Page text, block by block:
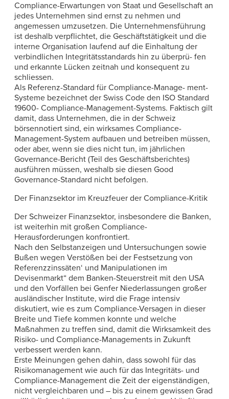
Compliance-Erwartungen von Staat und Gesellschaft an
jedes Unternehmen sind ernst zu nehmen und
angemessen umzusetzen. Die Unternehmensführung
ist deshalb verpflichtet, die Geschäftstätigkeit und die
interne Organisation laufend auf die Einhaltung der
verbindlichen Integritätsstandards hin zu überprü- fen
und erkannte Lücken zeitnah und konsequent zu
schliessen.
Als Referenz-Standard für Compliance-Manage- ment-
Systeme bezeichnet der Swiss Code den ISO Standard
19600- Compliance-Management-Systems. Faktisch gilt
damit, dass Unternehmen, die in der Schweiz
börsennotiert sind, ein wirksames Compliance-
Management-System aufbauen und betreiben müssen,
oder aber, wenn sie dies nicht tun, im jährlichen
Governance-Bericht (Teil des Geschäftsberichtes)
ausführen müssen, weshalb sie diesen Good
Governance-Standard nicht befolgen.
Der Finanzsektor im Kreuzfeuer der Compliance-Kritik
Der Schweizer Finanzsektor, insbesondere die Banken,
ist weiterhin mit großen Compliance-
Herausforderungen konfrontiert.
Nach den Selbstanzeigen und Untersuchungen sowie
Bußen wegen Verstößen bei der Festsetzung von
Referenzzinssäten‘ und Manipulationen im
Devisenmarkt“ dem Banken-Steuerstreit mit den USA
und den Vorfällen bei Genfer Niederlassungen großer
ausländischer Institute, wird die Frage intensiv
diskutiert, wie es zum Compliance-Versagen in dieser
Breite und Tiefe kommen konnte und welche
Maßnahmen zu treffen sind, damit die Wirksamkeit des
Risiko- und Compliance-Managements in Zukunft
verbessert werden kann.
Erste Meinungen gehen dahin, dass sowohl für das
Risikomanagement wie auch für das Integritäts- und
Compliance-Management die Zeit der eigenständigen,
nicht vergleichbaren und – bis zu einem gewissen Grad